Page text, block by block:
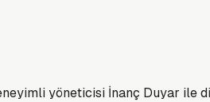
yöneticisi İnanç Duyar ile